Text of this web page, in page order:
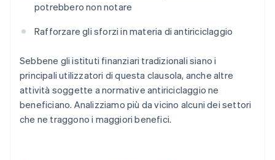
potrebbero non notare
Rafforzare gli sforzi in materia di antiriciclaggio
Sebbene gli istituti finanziari tradizionali siano i
principali utilizzatori di questa clausola, anche altre
attività soggette a normative antiriciclaggio ne
beneficiano. Analizziamo più da vicino alcuni dei settori
che ne traggono i maggiori benefici.